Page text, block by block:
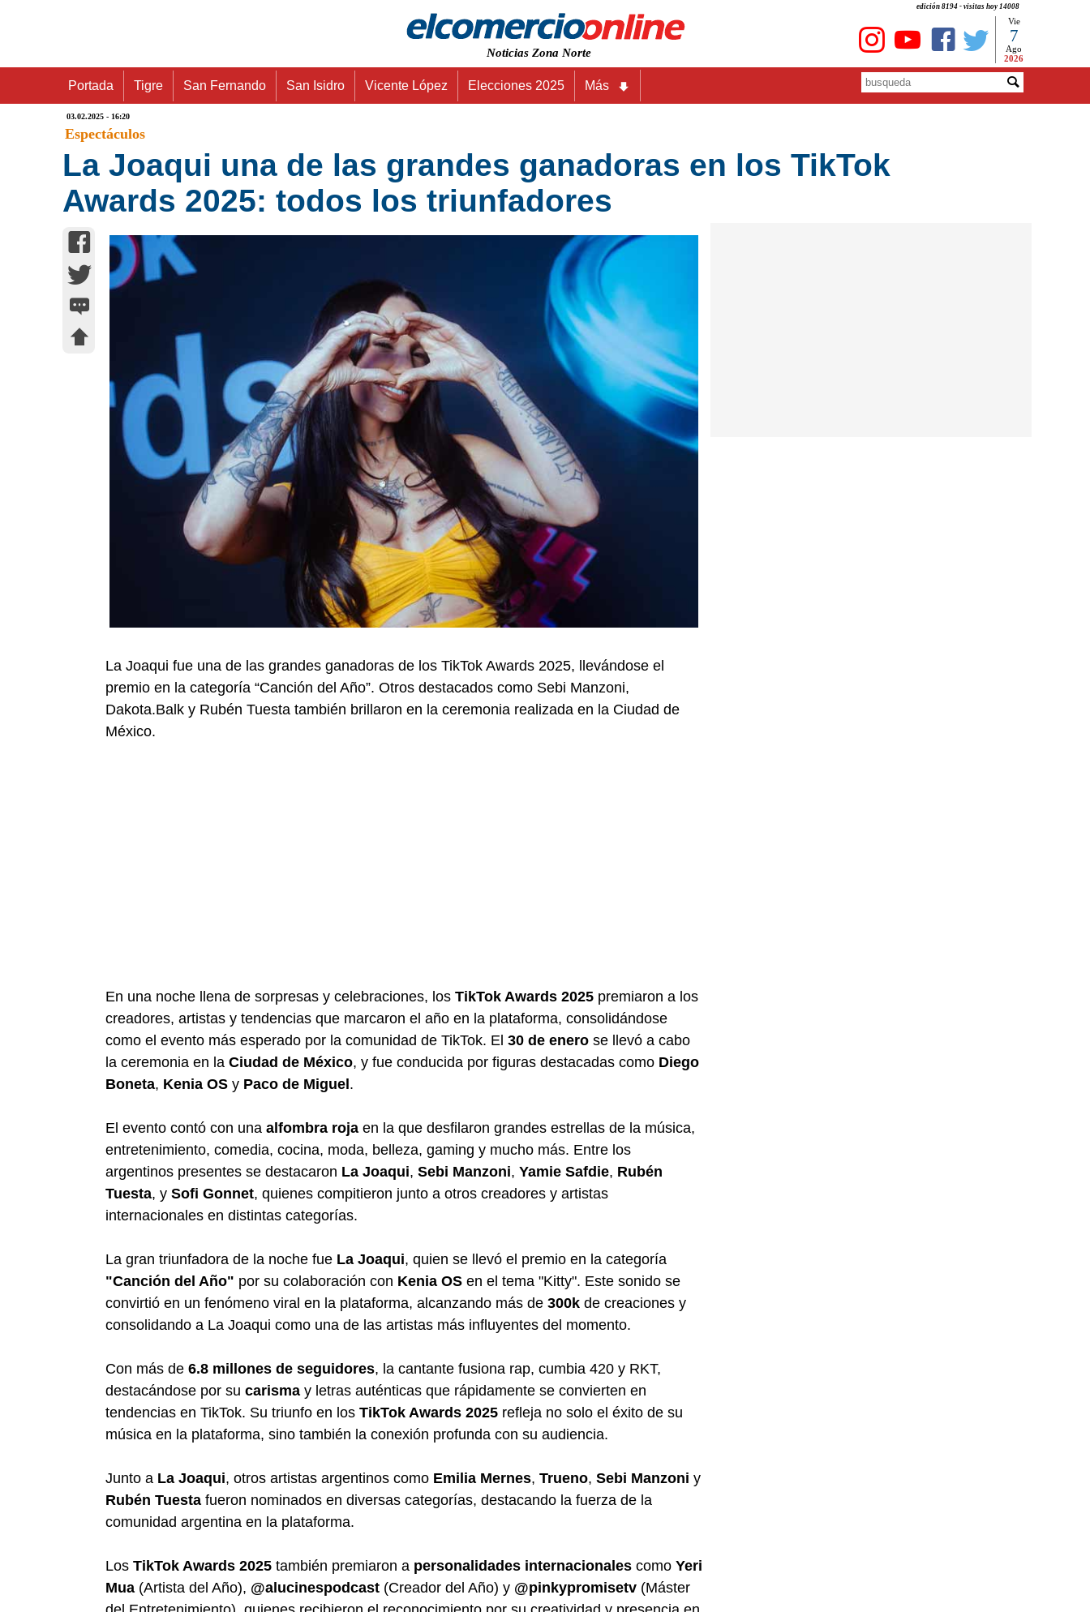
edición 8194 - visitas hoy 14008
Noticias Zona Norte
Vie
7
Ago
2026
Portada Tigre San Fernando San Isidro Vicente López Elecciones 2025 Más
03.02.2025 - 16:20
Espectáculos
La Joaqui una de las grandes ganadoras en los TikTok
Awards 2025: todos los triunfadores
La Joaqui fue una de las grandes ganadoras de los TikTok Awards 2025, llevándose el
premio en la categoría “Canción del Año”. Otros destacados como Sebi Manzoni,
Dakota.Balk y Rubén Tuesta también brillaron en la ceremonia realizada en la Ciudad de
México.
En una noche llena de sorpresas y celebraciones, los TikTok Awards 2025 premiaron a los
creadores, artistas y tendencias que marcaron el año en la plataforma, consolidándose
como el evento más esperado por la comunidad de TikTok. El 30 de enero se llevó a cabo
la ceremonia en la Ciudad de México, y fue conducida por figuras destacadas como Diego
Boneta, Kenia OS y Paco de Miguel .
El evento contó con una alfombra roja en la que desfilaron grandes estrellas de la música,
entretenimiento, comedia, cocina, moda, belleza, gaming y mucho más. Entre los
argentinos presentes se destacaron La Joaqui, Sebi Manzoni, Yamie Safdie, Rubén
Tuesta, y Sofi Gonnet, quienes compitieron junto a otros creadores y artistas
internacionales en distintas categorías.
La gran triunfadora de la noche fue La Joaqui, quien se llevó el premio en la categoría
"Canción del Año" por su colaboración con Kenia OS en el tema "Kitty". Este sonido se
convirtió en un fenómeno viral en la plataforma, alcanzando más de 300k de creaciones y
consolidando a La Joaqui como una de las artistas más influyentes del momento.
Con más de 6.8 millones de seguidores, la cantante fusiona rap, cumbia 420 y RKT,
destacándose por su carisma y letras auténticas que rápidamente se convierten en
tendencias en TikTok. Su triunfo en los TikTok Awards 2025 refleja no solo el éxito de su
música en la plataforma, sino también la conexión profunda con su audiencia.
Junto a La Joaqui, otros artistas argentinos como Emilia Mernes, Trueno, Sebi Manzoni y
Rubén Tuesta fueron nominados en diversas categorías, destacando la fuerza de la
comunidad argentina en la plataforma.
Los TikTok Awards 2025 también premiaron a personalidades internacionales como Yeri
Mua (Artista del Año), @alucinespodcast (Creador del Año) y @pinkypromisetv (Máster